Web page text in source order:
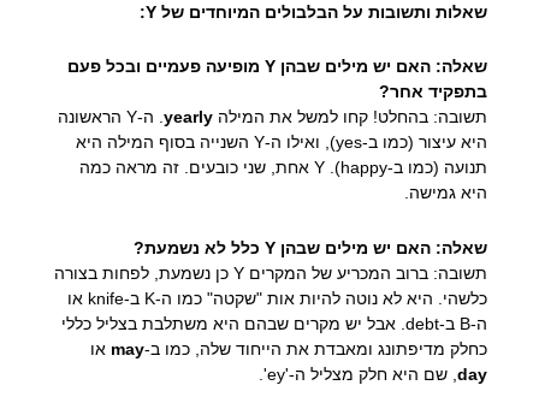
שאלות ותשובות על הבלבולים המיוחדים של Y:
שאלה: האם יש מילים שבהן Y מופיעה פעמיים ובכל פעם
בתפקיד אחר?
תשובה: בהחלט! קחו למשל את המילה yearly
. ה-Y הראשונה
היא עיצור (כמו ב-yes), ואילו ה-Y השנייה בסוף המילה היא
תנועה (כמו ב-happy). Y אחת, שני כובעים. זה מראה כמה
היא גמישה.
שאלה: האם יש מילים שבהן Y כלל לא נשמעת?
תשובה: ברוב המכריע של המקרים Y כן נשמעת, לפחות בצורה
כלשהי. היא לא נוטה להיות אות "שקטה" כמו ה-K ב-knife או
ה-B ב-debt. אבל יש מקרים שבהם היא משתלבת בצליל כללי
כחלק מדיפתונג ומאבדת את הייחוד שלה, כמו ב-may או
day, שם היא חלק מצליל ה-'ey'.